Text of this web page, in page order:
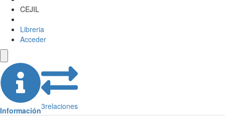
CEJIL
Libreria
Acceder
Información3relaciones